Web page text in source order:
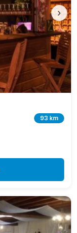
›
93 km